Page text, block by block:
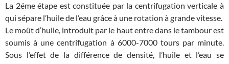
La 2éme étape est constituée par la centrifugation verticale à
qui sépare l’huile de l’eau grâce à une rotation à grande vitesse.
Le moût d’huile, introduit par le haut entre dans le tambour est
soumis à une centrifugation à 6000-7000 tours par minute.
Sous l’effet de la différence de densité, l’huile et l’eau se